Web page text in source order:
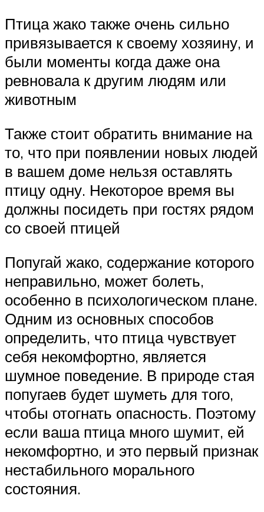
Птица жако также очень сильно
привязывается к своему хозяину, и
были моменты когда даже она
ревновала к другим людям или
животным
Также стоит обратить внимание на
то, что при появлении новых людей
в вашем доме нельзя оставлять
птицу одну. Некоторое время вы
должны посидеть при гостях рядом
со своей птицей
Попугай жако, содержание которого
неправильно, может болеть,
особенно в психологическом плане.
Одним из основных способов
определить, что птица чувствует
себя некомфортно, является
шумное поведение. В природе стая
попугаев будет шуметь для того,
чтобы отогнать опасность. Поэтому
если ваша птица много шумит, ей
некомфортно, и это первый признак
нестабильного морального
состояния.